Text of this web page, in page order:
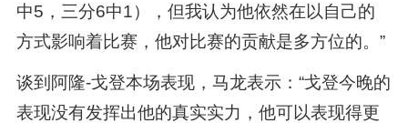
中5，三分6中1），但我认为他依然在以自己的
方式影响着比赛，他对比赛的贡献是多方位的。”
谈到阿隆-戈登本场表现，马龙表示：“戈登今晚的
表现没有发挥出他的真实实力，他可以表现得更